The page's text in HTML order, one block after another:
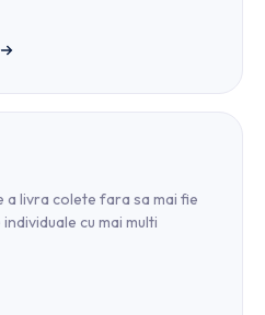
livra colete fara sa mai fie
cu mai multi